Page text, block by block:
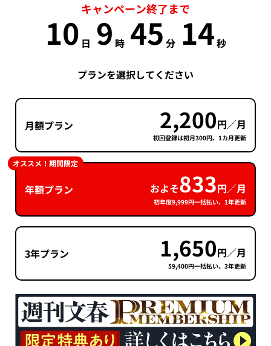
キャンペーン終了まで
10 日 9 時 45 分 14秒
プランを選択してください
月額プラン 2,200円／月
初回登録は初月300円、1カ月更新
年額プラン およそ833円／月
初年度9,999円一括払い、1年更新
オススメ！期間限定
3年プラン 1,650円／月
59,400円一括払い、3年更新